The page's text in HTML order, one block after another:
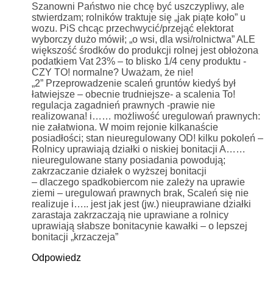
Szanowni Państwo nie chcę być uszczypliwy, ale
stwierdzam; rolników traktuje się „jak piąte koło” u
wozu. PiS chcąc przechwycić/przejąć elektorat
wyborczy dużo mówił; „o wsi, dla wsi/rolnictwa” ALE
większość środków do produkcji rolnej jest obłożona
podatkiem Vat 23% – to blisko 1/4 ceny produktu -
CZY TO! normalne? Uważam, że nie!
„2” Przeprowadzenie scaleń gruntów kiedyś był
łatwiejsze – obecnie trudniejsze- a scalenia To!
regulacja zagadnień prawnych -prawie nie
realizowana! i…… możliwość uregulowań prawnych:
nie załatwiona. W moim rejonie kilkanaście
posiadłości; stan nieuregulowany OD! kilku pokoleń –
Rolnicy uprawiają działki o niskiej bonitacji A……
nieuregulowane stany posiadania powodują;
zakrzaczanie działek o wyższej bonitacji
– dlaczego spadkobiercom nie zależy na uprawie
ziemi – uregulowań prawnych brak, Scaleń się nie
realizuje i….. jest jak jest (jw.) nieuprawiane działki
zarastaja zakrzaczają nie uprawiane a rolnicy
uprawiają słabsze bonitacynie kawałki – o lepszej
bonitacji „krzaczeja”
Odpowiedz